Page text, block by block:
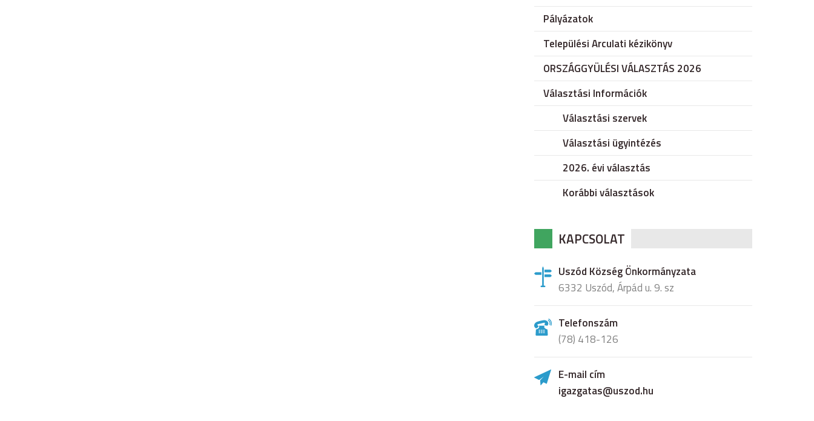
Pályázatok
Települési Arculati kézikönyv
ORSZÁGGYÜLÉSI VÁLASZTÁS 2026
Választási Információk
Választási szervek
Választási ügyintézés
2026. évi választás
Korábbi választások
KAPCSOLAT
Uszód Község Önkormányzata
6332 Uszód, Árpád u. 9. sz
Telefonszám
(78) 418-126
E-mail cím
igazgatas@uszod.hu